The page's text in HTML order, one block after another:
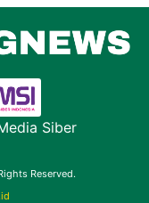
Siber
Reserved.